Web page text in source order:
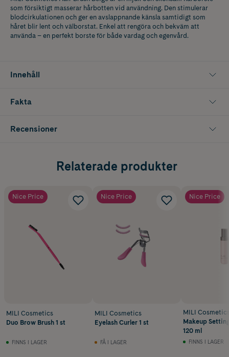
som försiktigt masserar hårbotten vid användning. Den stimulerar
blodcirkulationen och ger en avslappnande känsla samtidigt som
håret blir lent och välborstat. Enkel att rengöra och bekväm att
använda – en perfekt borste för både vardag och egenvård.
Innehåll
Fakta
Recensioner
Relaterade produkter
Nice Price
MILI Cosmetics
Duo Brow Brush 1 st
FINNS I LAGER
Nice Price
MILI Cosmetics
Eyelash Curler 1 st
FÅ I LAGER
Nice Price
MILI
Makeup
120 ml
FINNS I LAGER